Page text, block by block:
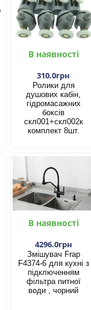
В наявності
310.0грн
Ролики для
душових кабін,
гідромасажних
боксів
скл001+скл002к
комплект 8шт.
В наявності
4296.0грн
Змішувач Frap
F4374-6 для кухні з
підключенням
фільтра питної
води , чорний